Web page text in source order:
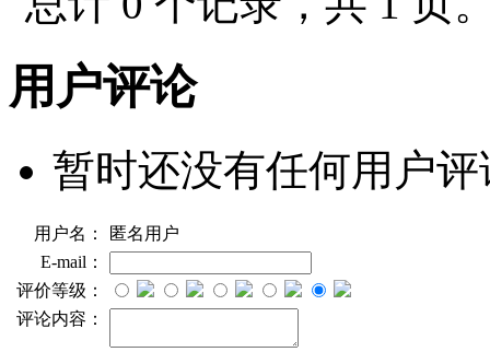
用户评论
暂时还没有任何用户评
用户名：
匿名用户
E-mail：
评价等级：
评论内容：